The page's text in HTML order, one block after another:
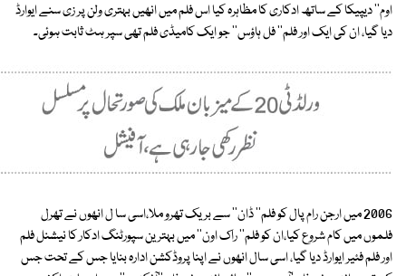
اوم'' دیپیکا کے ساتھ ادکاری کا مظاہرہ کیا اس فلم میں انھیں بہتری ولن پر زی سنے ایوارڈ
دیا گیا، ان کی ایک اور فلم'' فل ہاؤس'' جو ایک کامیڈی فلم تھی سپر ہٹ ثابت ہوئی۔
2006 میں ارجن رام پال کو فلم'' ڈان'' سے بریک تھرو ملا،اسی سا ل انھوں نے تھرل
فلموں میں کام شروع کیا،ان کو فلم'' راک اون'' میں بہترین سپورٹنگ ادکار کا نیشنل فلم
اور فلم فئیر ایوارڈ دیا گیا، اسی سال انھوں نے اپنا پروڈکشن ادارہ بنایا جس کے تحت جس